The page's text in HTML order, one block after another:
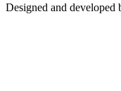
Designed and developed